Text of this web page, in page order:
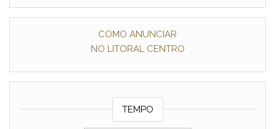
COMO ANUNCIAR
NO LITORAL CENTRO
TEMPO